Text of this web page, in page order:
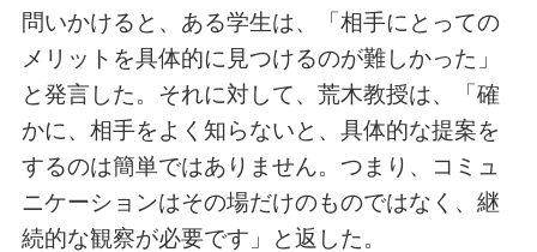
問いかけると、ある学生は、「相手にとっての
メリットを具体的に見つけるのが難しかった」
と発言した。それに対して、荒木教授は、「確
かに、相手をよく知らないと、具体的な提案を
するのは簡単ではありません。つまり、コミュ
ニケーションはその場だけのものではなく、継
続的な観察が必要です」と返した。